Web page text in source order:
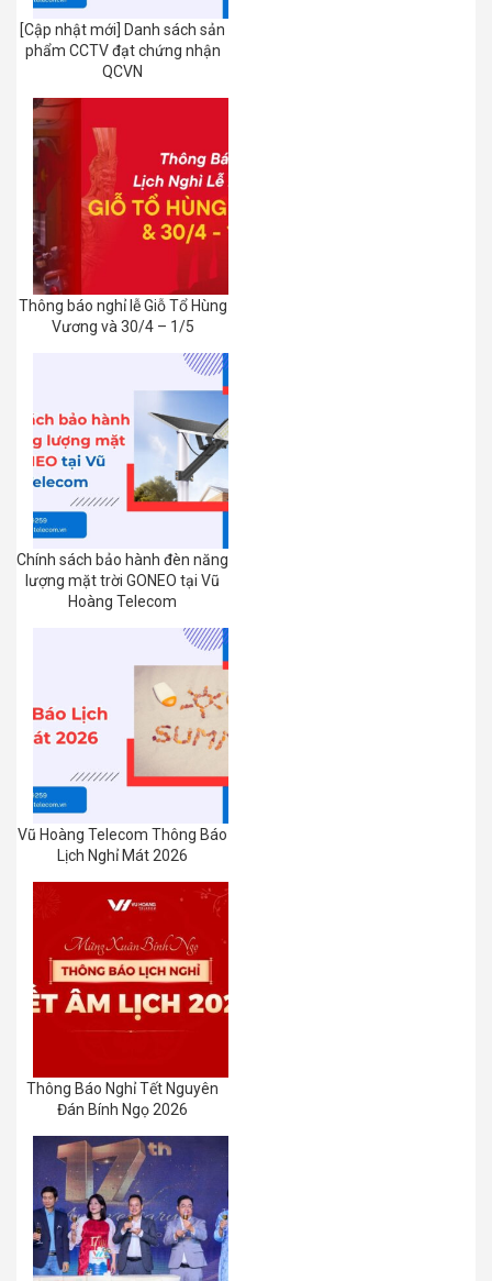
[Cập nhật mới] Danh sách sản
phẩm CCTV đạt chứng nhận
QCVN
Thông báo nghỉ lễ Giỗ Tổ Hùng
Vương và 30/4 – 1/5
Chính sách bảo hành đèn năng
lượng mặt trời GONEO tại Vũ
Hoàng Telecom
Vũ Hoàng Telecom Thông Báo
Lịch Nghỉ Mát 2026
Thông Báo Nghỉ Tết Nguyên
Đán Bính Ngọ 2026